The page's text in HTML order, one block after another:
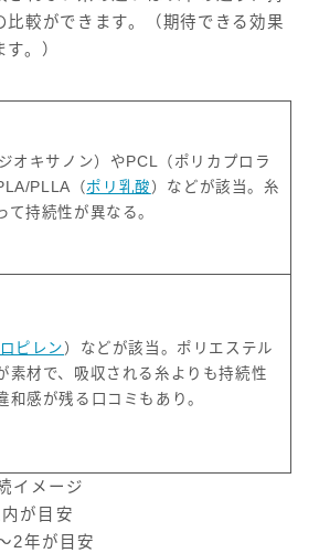
比較ができます。（期待できる効果
。）
ジオキサノン）やPCL（ポリカプロラ
PLLA（ ポリ乳酸 ）などが該当。糸
て持続性が異なる。
ピレン ）などが該当。ポリエステル
素材で、吸収される糸よりも持続性
和感が残る口コミもあり。
イメージ
が目安
2年が目安